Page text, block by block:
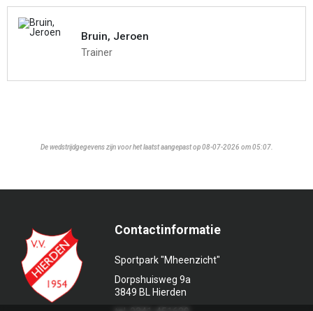
Bruin, Jeroen
Trainer
De wedstrijdgegevens zijn voor het laatst aangepast op 08-07-2026 om 05:07.
Contactinformatie
Sportpark "Mheenzicht"
Dorpshuisweg 9a
3849 BL Hierden